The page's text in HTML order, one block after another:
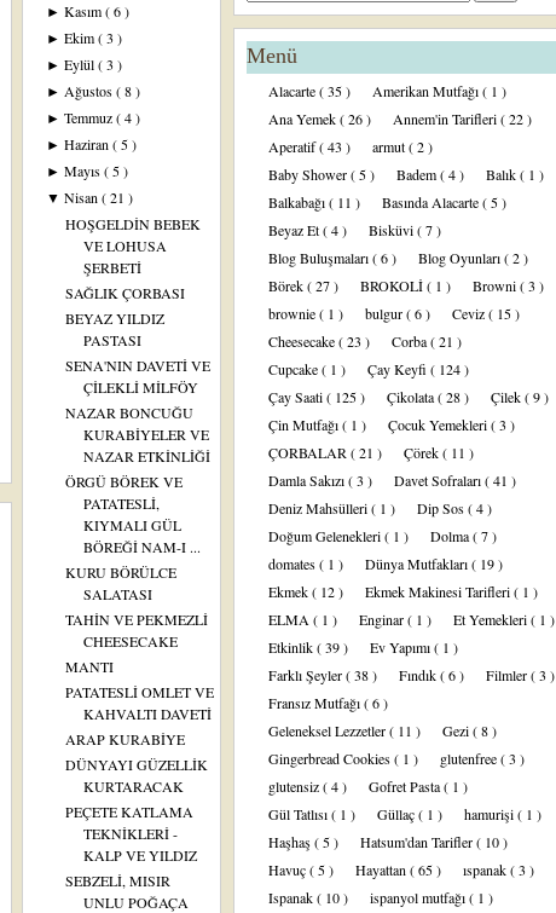
►Kasım( 6 )
►Ekim( 3 )
►Eylül( 3 )
►Ağustos( 8 )
►Temmuz( 4 )
►Haziran( 5 )
►Mayıs( 5 )
▼Nisan( 21 )
HOŞGELDİN BEBEK
VE LOHUSA
ŞERBETİ
SAĞLIK ÇORBASI
BEYAZ YILDIZ
PASTASI
SENA'NIN DAVETİ VE
ÇİLEKLİ MİLFÖY
NAZAR BONCUĞU
KURABİYELER VE
NAZAR ETKİNLİĞİ
ÖRGÜ BÖREK VE
PATATESLİ,
KIYMALI GÜL
BÖREĞİ NAM-I ...
KURU BÖRÜLCE
SALATASI
TAHİN VE PEKMEZLİ
CHEESECAKE
MANTI
PATATESLİ OMLET VE
KAHVALTI DAVETİ
ARAP KURABİYE
DÜNYAYI GÜZELLİK
KURTARACAK
PEÇETE KATLAMA
TEKNİKLERİ -
KALP VE YILDIZ
SEBZELİ, MISIR
UNLU POĞAÇA
Menü
Alacarte( 35 ) Amerikan Mutfağı( 1 )
Ana Yemek( 26 ) Annem'in Tarifleri( 22 )
Aperatif( 43 ) armut( 2 )
Baby Shower( 5 ) Badem( 4 ) Balık( 1 )
Balkabağı( 11 ) Basında Alacarte( 5 )
Beyaz Et( 4 ) Bisküvi( 7 )
Blog Buluşmaları( 6 ) Blog Oyunları( 2 )
Börek( 27 ) BROKOLİ( 1 ) Browni( 3 )
brownie( 1 ) bulgur( 6 ) Ceviz( 15 )
Cheesecake( 23 ) Corba( 21 )
Cupcake( 1 ) Çay Keyfi ( 124 )
Çay Saati( 125 ) Çikolata( 28 ) Çilek( 9 )
Çin Mutfağı( 1 ) Çocuk Yemekleri( 3 )
ÇORBALAR ( 21 ) Çörek( 11 )
Damla Sakızı( 3 ) Davet Sofraları( 41 )
Deniz Mahsülleri( 1 ) Dip Sos( 4 )
Doğum Gelenekleri( 1 ) Dolma( 7 )
domates( 1 ) Dünya Mutfakları( 19 )
Ekmek( 12 ) Ekmek Makinesi Tarifleri( 1 )
ELMA ( 1 ) Enginar( 1 ) Et Yemekleri( 1 )
Etkinlik( 39 ) Ev Yapımı( 1 )
Farklı Şeyler( 38 ) Fındık( 6 ) Filmler( 3 )
Fransız Mutfağı( 6 )
Geleneksel Lezzetler( 11 ) Gezi( 8 )
Gingerbread Cookies( 1 ) glutenfree( 3 )
glutensiz( 4 ) Gofret Pasta( 1 )
Gül Tatlısı( 1 ) Güllaç( 1 ) hamurişi( 1 )
Haşhaş( 5 ) Hatsum'dan Tarifler( 10 )
Havuç( 5 ) Hayattan ( 65 ) ıspanak( 3 )
Ispanak( 10 ) ispanyol mutfağı( 1 )